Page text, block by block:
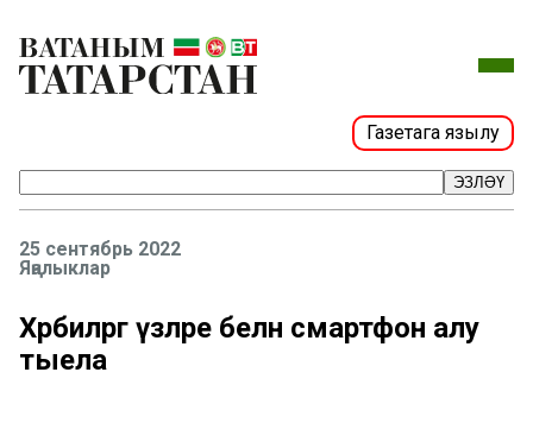
Газетага язылу
ЭЗЛӘҮ
25 сентябрь 2022
Яңалыклар
Хәрбиләргә үзләре белән смартфон алу
тыела